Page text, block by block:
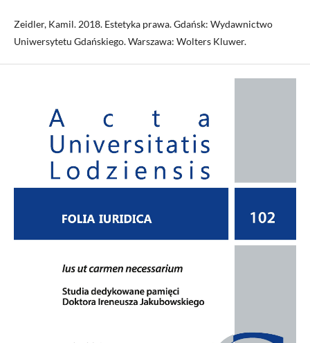
Zeidler, Kamil. 2018. Estetyka prawa. Gdańsk: Wydawnictwo
Uniwersytetu Gdańskiego. Warszawa: Wolters Kluwer.